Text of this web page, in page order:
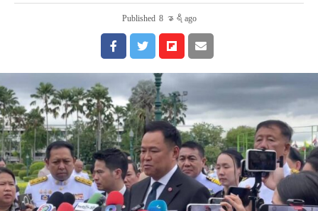
Published 8 နာရီ ago